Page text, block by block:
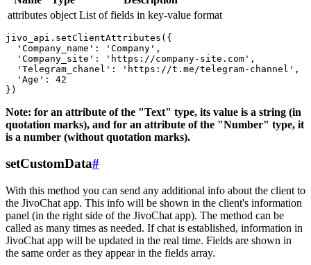
attributes object List of fields in key-value format
jivo_api.setClientAttributes({
  'Company_name': 'Company',
  'Company_site': 'https://company-site.com',
  'Telegram_chanel': 'https://t.me/telegram-channel',
  'Age': 42
Note: for an attribute of the "Text" type, its value is a string (in
quotation marks), and for an attribute of the "Number" type, it
is a number (without quotation marks).
setCustomData#
With this method you can send any additional info about the client to
the JivoChat app. This info will be shown in the client's information
panel (in the right side of the JivoChat app). The method can be
called as many times as needed. If chat is established, information in
JivoChat app will be updated in the real time. Fields are shown in
the same order as they appear in the fields array.